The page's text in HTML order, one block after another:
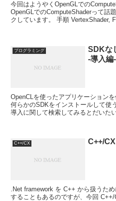
今回はようやくOpenGLでの
OpenGLでのComputeShaderって話
クしています。 手順 VertexShader,
プログラミング
SDKな
-導入編-
OpenCLを使ったアプリケーション
何らかのSDKをインストールして使
導入に関して検索してみるとだいた
C++/CX C++/
.Net framework を C++ から扱うた
することもあるのですが、今回